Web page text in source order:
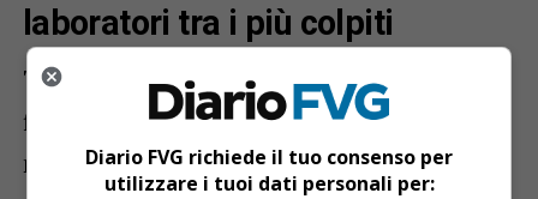
laboratori tra i più colpiti
Tra le categorie maggiormente esposte
figurano gliimpiantisti, che percorrono
mediamente tra i 25mila e i 30mila
Diario FVG richiede il tuo consenso per
utilizzare i tuoi dati personali per: